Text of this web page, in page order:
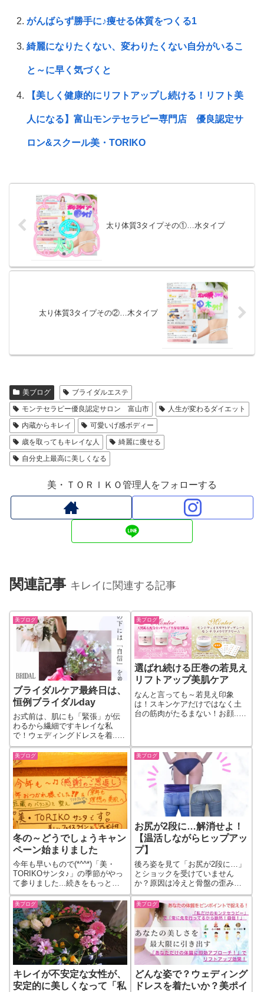
がんばらず勝手に♪痩せる体質をつくる1
綺麗になりたくない、変わりたくない自分がいるこ
と～に早く気づくと
【美しく健康的にリフトアップし続ける！リフト美
人になる】富山モンテセラピー専門店 優良認定サ
ロン&スクール美・TORIKO
太り体質3タイプその①…水タイプ
太り体質3タイプその②…木タイプ
美ブログ
ブライダルエステ
モンテセラピー優良認定サロン 富山市
人生が変わるダイエット
内蔵からキレイ
可愛いげ感ボディー
歳を取ってもキレイな人
綺麗に痩せる
自分史上最高に美しくなる
美・ＴＯＲＩＫＯ管理人をフォローする
関連記事 キレイに関連する記事
美ブログ
ブライダルケア最終日は、
恒例ブライダルday
お式前は、肌にも「緊張」が伝
わるから繊細ですキレイな私
で！ウェディングドレスを着...
続きをもっと見る
美ブログ
選ばれ続ける圧巻の若見え
リフトアップ美肌ケア
なんと言っても～若見え印象
は！スキンケアだけではなく土
台の筋肉がたるまない！お顔...
美ブログ
冬の～どうでしょうキャン
ペーン始まりました
今年も早いもので(*^^*)「美・
TORIKOサンタ♪」の季節がやっ
て参りました...続きをもっと見
る
美ブログ
お尻が2段に…解消せよ！
【温活しながらヒップアッ
プ】
後ろ姿を見て「お尻が2段に…」
とショックを受けていません
か？原因は冷えと骨盤の歪み、
そして五行（木火土金水）のバ
ランスにあります。あなたの体
質（木・火・土・金・水）に合
わせた温活ケアを取り入れて、
キュッと上がった理想のヒップ
ラインを取り戻しましょう！
美ブログ
キレイが不安定な女性が、
安定的に美しくなって「私
美ブログ
どんな姿で？ウェディング
ドレスを着たいか？美ポイ